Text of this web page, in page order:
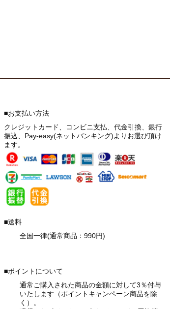
■お支払い方法
クレジットカード、コンビニ支払、代金引換、銀行
振込、Pay-easy(ネットバンキング)よりお選び頂け
ます。
■送料
全国一律(通常商品：990円)
■ポイントについて
通常ご購入された商品の金額に対して3％付与
いたします（ポイントキャンペーン商品を除
く）。